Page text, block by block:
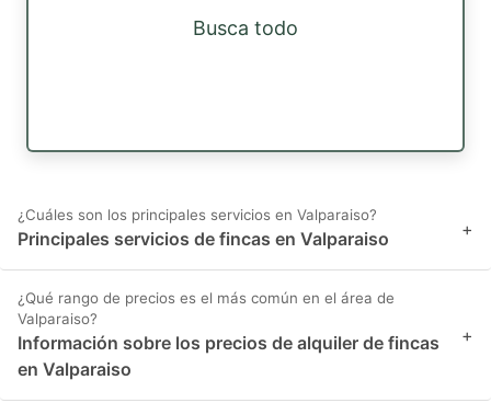
Busca todo
¿Cuáles son los principales servicios en Valparaiso?
Principales servicios de fincas en Valparaiso +
¿Qué rango de precios es el más común en el área de
Valparaiso?
Información sobre los precios de alquiler de fincas
en Valparaiso
+